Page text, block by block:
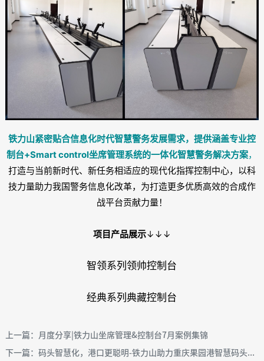
铁力山紧密贴合信息化时代智慧警务发展需求，提供涵盖专业控
制台+Smart control坐席管理系统的一体化智慧警务解决方案，
打造与当前新时代、新任务相适应的现代化指挥控制中心，以科
技力量助力我国警务信息化改革，为打造更多优质高效的合成作
战平台贡献力量！
项目产品展示↓↓↓
智领系列领帅控制台
经典系列典藏控制台
上一篇：月度分享|铁力山坐席管理&控制台7月案例集锦
下一篇：码头智慧化，港口更聪明-铁力山助力重庆果园港智慧码头...